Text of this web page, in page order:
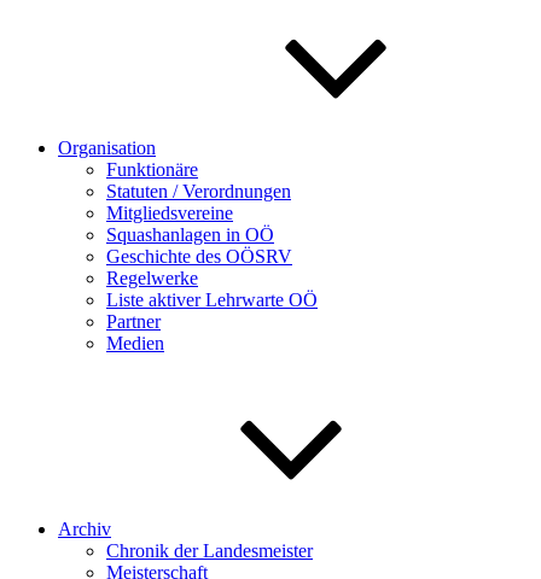
Organisation
Funktionäre
Statuten / Verordnungen
Mitgliedsvereine
Squashanlagen in OÖ
Geschichte des OÖSRV
Regelwerke
Liste aktiver Lehrwarte OÖ
Partner
Medien
Archiv
Chronik der Landesmeister
Meisterschaft